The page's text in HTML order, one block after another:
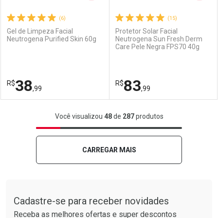
Comprar sem Desconto
Por R$ 186,99/cada
Por R$ 186,99/cada
Ativar Desconto
Comprar sem Desconto
Por R$ 58,99/cada
Por R$ 58,99/cada
(6)
Gel de Limpeza Facial
Neutrogena Purified Skin 60g
R$38,99
FECHAR
Laboratório
FECHAR
Por Menos
(15)
Protetor Solar Facial
Neutrogena Sun Fresh Derm
Care Pele Negra FPS70 40g
R$83,99
Laboratório
Por Menos
Você visualizou 48de 287produtos
CARREGAR MAIS
Cadastre-se para receber novidades
Receba as melhores ofertas e super descontos